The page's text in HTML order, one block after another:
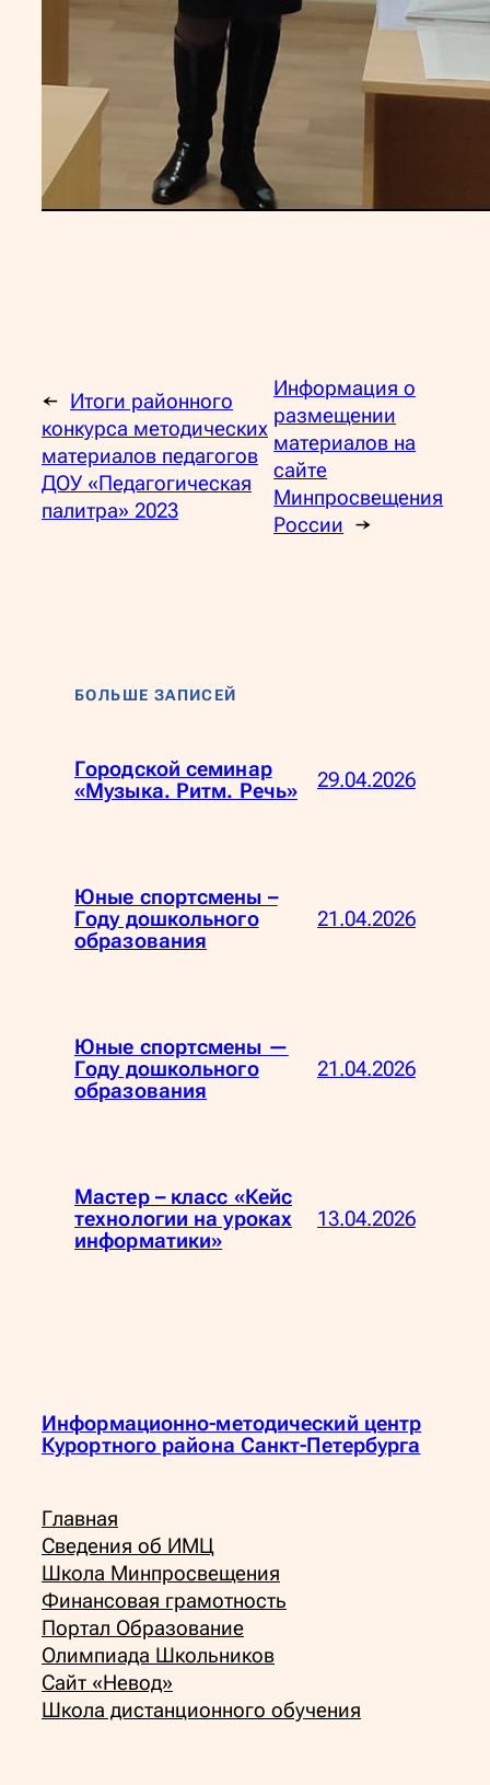
← Итоги районного
конкурса методических
материалов педагогов
ДОУ «Педагогическая
палитра» 2023
Информация о
размещении
материалов на
сайте
Минпросвещения
России →
БОЛЬШЕ ЗАПИСЕЙ
Городской семинар
«Музыка. Ритм. Речь»
29.04.2026
Юные спортсмены –
Году дошкольного
образования
21.04.2026
Юные спортсмены —
Году дошкольного
образования
21.04.2026
Мастер – класс «Кейс
технологии на уроках
информатики»
13.04.2026
Информационно-методический центр
Курортного района Санкт-Петербурга
Главная
Сведения об ИМЦ
Школа Минпросвещения
Финансовая грамотность
Портал Образование
Олимпиада Школьников
Сайт «Невод»
Школа дистанционного обучения